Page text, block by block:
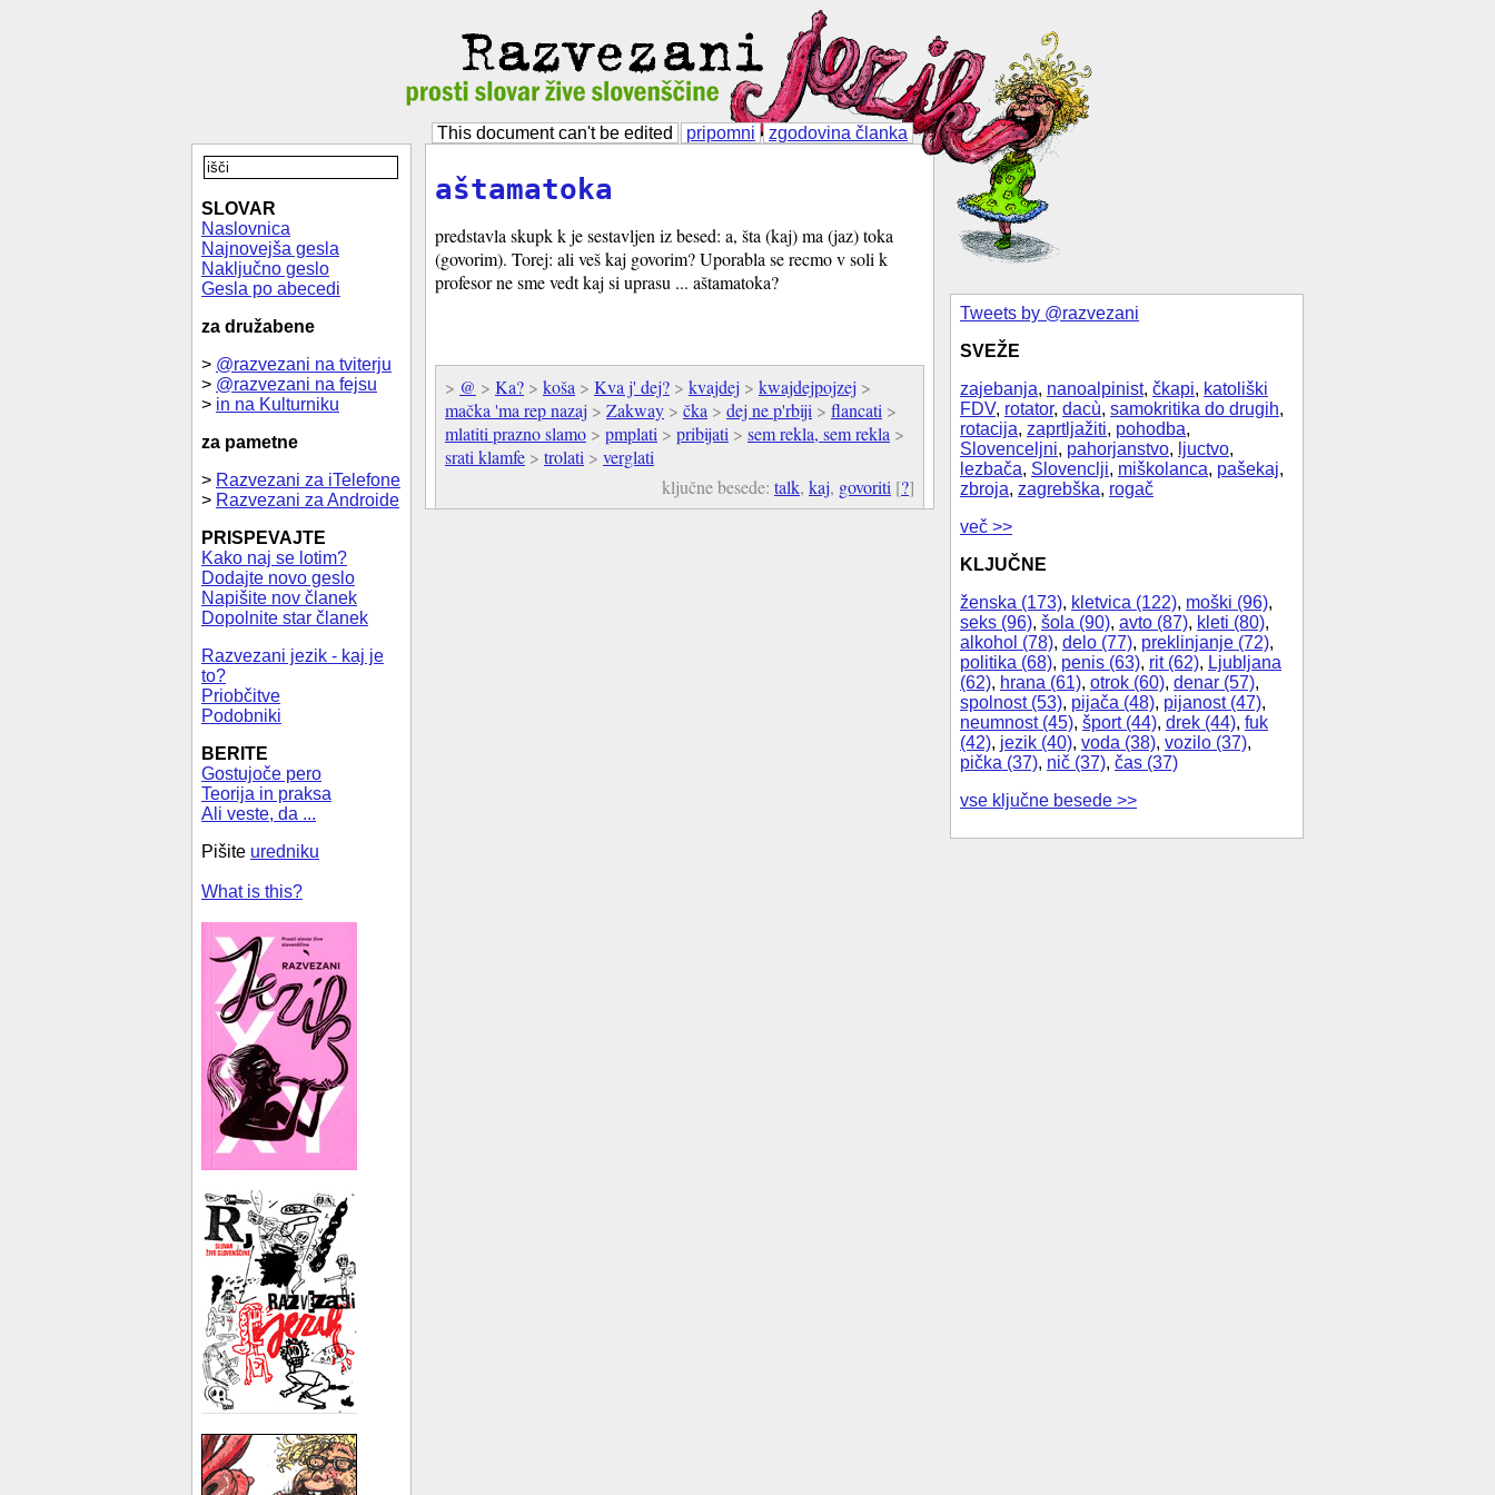
This document can't be edited pripomni zgodovina članka
Tweets by @razvezani
SVEŽE
zajebanja, nanoalpinist, čkapi, katoliški
FDV, rotator, dacù, samokritika do drugih,
rotacija, zaprtljažiti, pohodba,
Slovenceljni, pahorjanstvo, ljuctvo,
lezbača, Slovenclji, miškolanca, pašekaj,
zbroja, zagrebška, rogač
več >>
KLJUČNE
ženska (173), kletvica (122), moški (96),
seks (96), šola (90), avto (87), kleti (80),
alkohol (78), delo (77), preklinjanje (72),
politika (68), penis (63), rit (62), Ljubljana
(62), hrana (61), otrok (60), denar (57),
spolnost (53), pijača (48), pijanost (47),
neumnost (45), šport (44), drek (44), fuk
(42), jezik (40), voda (38), vozilo (37),
pička (37), nič (37), čas (37)
vse ključne besede >>
SLOVAR
Naslovnica
Najnovejša gesla
Naključno geslo
Gesla po abecedi
za družabene
> @razvezani na tviterju
> @razvezani na fejsu
> in na Kulturniku
za pametne
> Razvezani za iTelefone
> Razvezani za Androide
PRISPEVAJTE
Kako naj se lotim?
Dodajte novo geslo
Napišite nov članek
Dopolnite star članek
Razvezani jezik - kaj je
to?
Priobčitve
Podobniki
BERITE
Gostujoče pero
Teorija in praksa
Ali veste, da ...
Pišite uredniku
What is this?
aštamatoka
predstavla skupk k je sestavljen iz besed: a, šta (kaj) ma (jaz) toka
(govorim). Torej: ali veš kaj govorim? Uporabla se recmo v soli k
profesor ne sme vedt kaj si uprasu ... aštamatoka?
> @ > Ka? > koša > Kva j' dej? > kvajdej > kwajdejpojzej >
mačka 'ma rep nazaj > Zakway > čka > dej ne p'rbiji > flancati >
mlatiti prazno slamo > pmplati > pribijati > sem rekla, sem rekla >
srati klamfe > trolati > verglati
ključne besede: talk, kaj, govoriti [?]